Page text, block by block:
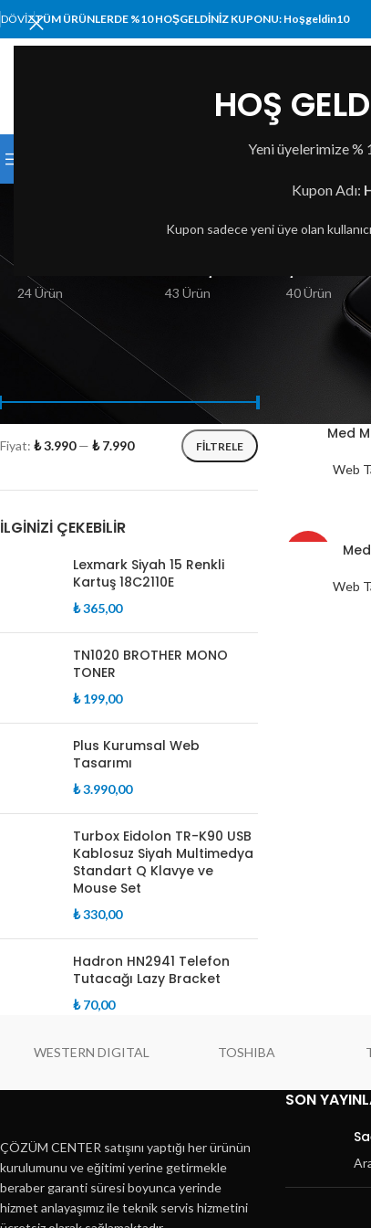
HOŞ
Yeni üyelerimize
Kupon Adı:
Kupon sadece yeni üye olan
DÖVIZTÜM ÜRÜNLERDE %10 HOŞGELDİNİZ KUPONU: Hoşgeldin10
KATEGORI SEÇIN
ANA SAYFAMAĞAZA
24 Ürün
43 Ürün
40 Ürün
FIYATA GÖRE FILTRELE
FILTRELE
Fiyat: ₺ 3.990— ₺ 7.990
İLGINIZI ÇEKEBILIR
Lexmark Siyah 15 Renkli
Kartuş 18C2110E
₺365,00
TN1020 BROTHER MONO
TONER
₺199,00
Plus Kurumsal Web
Tasarımı
₺3.990,00
Turbox Eidolon TR-K90 USB
Kablosuz Siyah Multimedya
Standart Q Klavye ve
Mouse Set
₺330,00
Hadron HN2941 Telefon
Tutacağı Lazy Bracket
₺70,00
Med
Web
Web
WESTERN DIGITAL TOSHIBA
ÇÖZÜM CENTER satışını yaptığı her ürünün
kurulumunu ve eğitimi yerine getirmekle
beraber garanti süresi boyunca yerinde
hizmet anlayaşımız ile teknik servis hizmetini
SON